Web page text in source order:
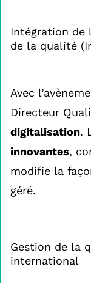
Intégration de
de la qualité
Avec
Directeur
digitalisation.
innovantes,
modifie la
géré.
Gestion de la
international